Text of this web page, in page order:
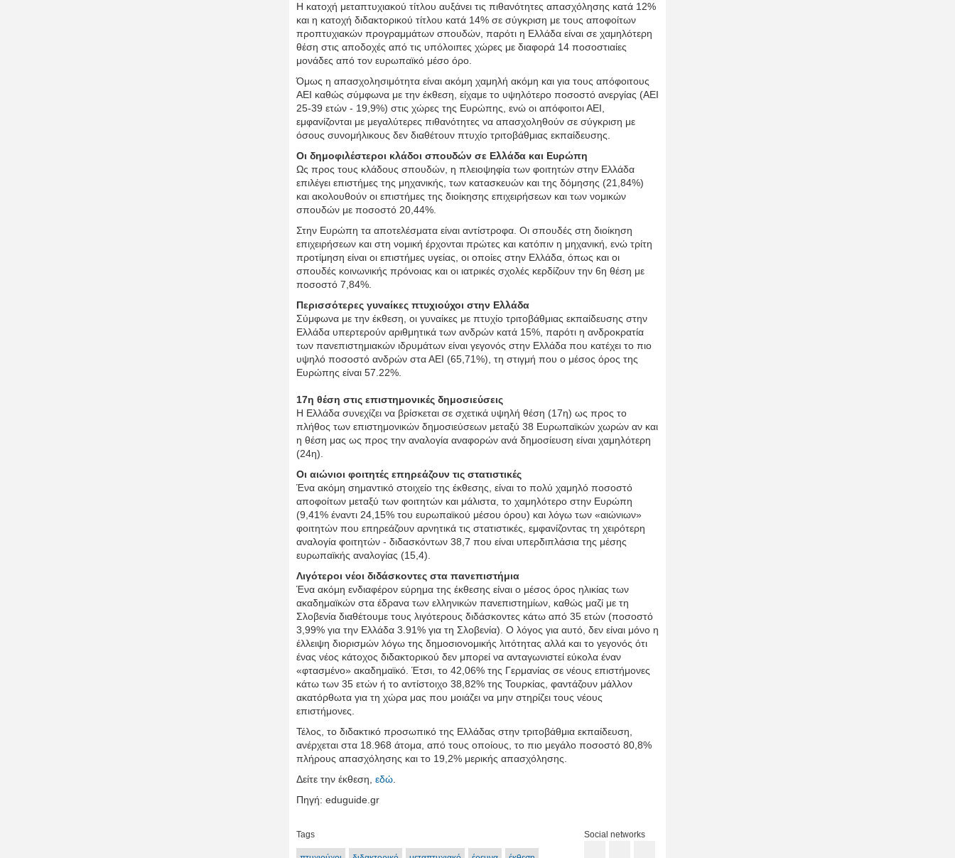
Η κατοχή μεταπτυχιακού τίτλου αυξάνει τις πιθανότητες απασχόλησης κατά 12%
και η κατοχή διδακτορικού τίτλου κατά 14% σε σύγκριση με τους αποφοίτων
προπτυχιακών προγραμμάτων σπουδών, παρότι η Ελλάδα είναι σε χαμηλότερη
θέση στις αποδοχές από τις υπόλοιπες χώρες με διαφορά 14 ποσοστιαίες
μονάδες από τον ευρωπαϊκό μέσο όρο.
Όμως η απασχολησιμότητα είναι ακόμη χαμηλή ακόμη και για τους απόφοιτους
ΑΕΙ καθώς σύμφωνα με την έκθεση, είχαμε το υψηλότερο ποσοστό ανεργίας (ΑΕΙ
25-39 ετών - 19,9%) στις χώρες της Ευρώπης, ενώ οι απόφοιτοι ΑΕΙ,
εμφανίζονται με μεγαλύτερες πιθανότητες να απασχοληθούν σε σύγκριση με
όσους συνομήλικους δεν διαθέτουν πτυχίο τριτοβάθμιας εκπαίδευσης.
Οι δημοφιλέστεροι κλάδοι σπουδών σε Ελλάδα και Ευρώπη
Ως προς τους κλάδους σπουδών, η πλειοψηφία των φοιτητών στην Ελλάδα
επιλέγει επιστήμες της μηχανικής, των κατασκευών και της δόμησης (21,84%)
και ακολουθούν οι επιστήμες της διοίκησης επιχειρήσεων και των νομικών
σπουδών με ποσοστό 20,44%.
Στην Ευρώπη τα αποτελέσματα είναι αντίστροφα. Οι σπουδές στη διοίκηση
επιχειρήσεων και στη νομική έρχονται πρώτες και κατόπιν η μηχανική, ενώ τρίτη
προτίμηση είναι οι επιστήμες υγείας, οι οποίες στην Ελλάδα, όπως και οι
σπουδές κοινωνικής πρόνοιας και οι ιατρικές σχολές κερδίζουν την 6η θέση με
ποσοστό 7,84%.
Περισσότερες γυναίκες πτυχιούχοι στην Ελλάδα
Σύμφωνα με την έκθεση, οι γυναίκες με πτυχίο τριτοβάθμιας εκπαίδευσης στην
Ελλάδα υπερτερούν αριθμητικά των ανδρών κατά 15%, παρότι η ανδροκρατία
των πανεπιστημιακών ιδρυμάτων είναι γεγονός στην Ελλάδα που κατέχει το πιο
υψηλό ποσοστό ανδρών στα ΑΕΙ (65,71%), τη στιγμή που ο μέσος όρος της
Ευρώπης είναι 57.22%.
17η θέση στις επιστημονικές δημοσιεύσεις
Η Ελλάδα συνεχίζει να βρίσκεται σε σχετικά υψηλή θέση (17η) ως προς το
πλήθος των επιστημονικών δημοσιεύσεων μεταξύ 38 Ευρωπαϊκών χωρών αν και
η θέση μας ως προς την αναλογία αναφορών ανά δημοσίευση είναι χαμηλότερη
(24η).
Οι αιώνιοι φοιτητές επηρεάζουν τις στατιστικές
Ένα ακόμη σημαντικό στοιχείο της έκθεσης, είναι το πολύ χαμηλό ποσοστό
αποφοίτων μεταξύ των φοιτητών και μάλιστα, το χαμηλότερο στην Ευρώπη
(9,41% έναντι 24,15% του ευρωπαϊκού μέσου όρου) και λόγω των «αιώνιων»
φοιτητών που επηρεάζουν αρνητικά τις στατιστικές, εμφανίζοντας τη χειρότερη
αναλογία φοιτητών - διδασκόντων 38,7 που είναι υπερδιπλάσια της μέσης
ευρωπαϊκής αναλογίας (15,4).
Λιγότεροι νέοι διδάσκοντες στα πανεπιστήμια
Ένα ακόμη ενδιαφέρον εύρημα της έκθεσης είναι ο μέσος όρος ηλικίας των
ακαδημαϊκών στα έδρανα των ελληνικών πανεπιστημίων, καθώς μαζί με τη
Σλοβενία διαθέτουμε τους λιγότερους διδάσκοντες κάτω από 35 ετών (ποσοστό
3,99% για την Ελλάδα 3.91% για τη Σλοβενία). Ο λόγος για αυτό, δεν είναι μόνο η
έλλειψη διορισμών λόγω της δημοσιονομικής λιτότητας αλλά και το γεγονός ότι
ένας νέος κάτοχος διδακτορικού δεν μπορεί να ανταγωνιστεί εύκολα έναν
«φτασμένο» ακαδημαϊκό. Έτσι, το 42,06% της Γερμανίας σε νέους επιστήμονες
κάτω των 35 ετών ή το αντίστοιχο 38,82% της Τουρκίας, φαντάζουν μάλλον
ακατόρθωτα για τη χώρα μας που μοιάζει να μην στηρίζει τους νέους
επιστήμονες.
Τέλος, το διδακτικό προσωπικό της Ελλάδας στην τριτοβάθμια εκπαίδευση,
ανέρχεται στα 18.968 άτομα, από τους οποίους, το πιο μεγάλο ποσοστό 80,8%
πλήρους απασχόλησης και το 19,2% μερικής απασχόλησης.
Δείτε την έκθεση, εδώ
Πηγή: eduguide.gr
Tags Social networks